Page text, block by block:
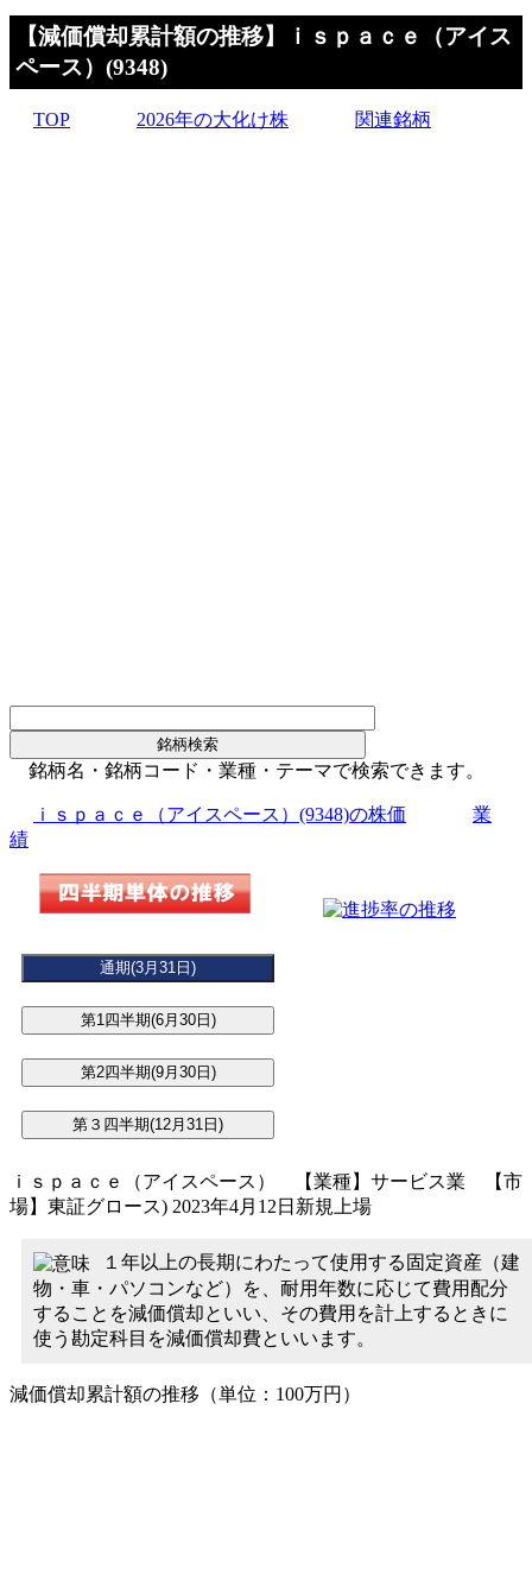
【減価償却累計額の推移】ｉｓｐａｃｅ（アイス
ペース）(9348)
TOP 2026年の大化け株 関連銘柄
銘柄名・銘柄コード・業種・テーマで検索できます。
ｉｓｐａｃｅ（アイスペース）(9348)の株価
業
績
ｉｓｐａｃｅ（アイスペース） 【業種】サービス業 【市
場】東証グロース) 2023年4月12日新規上場
１年以上の長期にわたって使用する固定資産（建
物・車・パソコンなど）を、耐用年数に応じて費用配分
することを減価償却といい、その費用を計上するときに
使う勘定科目を減価償却費といいます。
減価償却累計額の推移（単位：100万円）